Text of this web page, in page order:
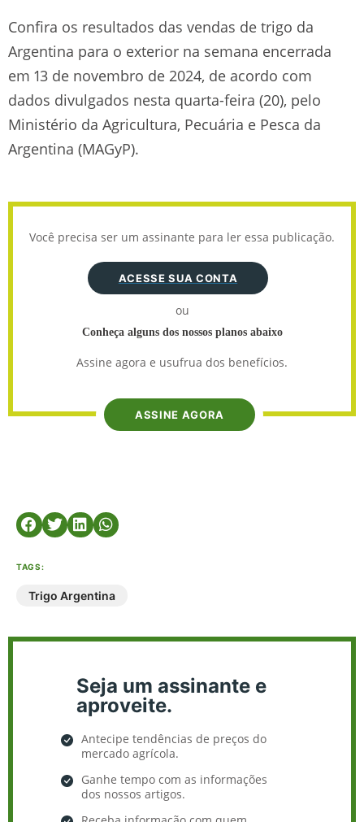
Confira os resultados das vendas de trigo da
Argentina para o exterior na semana encerrada
em 13 de novembro de 2024, de acordo com
dados divulgados nesta quarta-feira (20), pelo
Ministério da Agricultura, Pecuária e Pesca da
Argentina (MAGyP).
Você precisa ser um assinante para ler essa publicação.
ACESSE SUA CONTA
ou
Conheça alguns dos nossos planos abaixo
Assine agora e usufrua dos benefícios.
ASSINE AGORA
TAGS:
Trigo Argentina
Seja um assinante e
aproveite.
Antecipe tendências de preços do
mercado agrícola.
Ganhe tempo com as informações
dos nossos artigos.